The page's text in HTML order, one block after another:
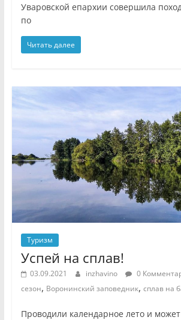
Уваровской епархии совершила
по
Читать далее
Туризм
Успей на сплав!
03.09.2021 inzhavino 0
сезон, Воронинский заповедник, сплав на
Проводили календарное лето и может